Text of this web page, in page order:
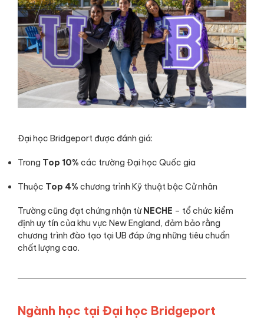
Đại học Bridgeport được đánh giá:
Trong Top 10% các trường Đại học Quốc gia
Thuộc Top 4% chương trình Kỹ thuật bậc Cử nhân
Trường cũng đạt chứng nhận từNECHE – tổ chức kiểm
định uy tín của khu vực New England, đảm bảo rằng
chương trình đào tạo tại UB đáp ứng những tiêu chuẩn
chất lượng cao.
Ngành học tại Đại học Bridgeport